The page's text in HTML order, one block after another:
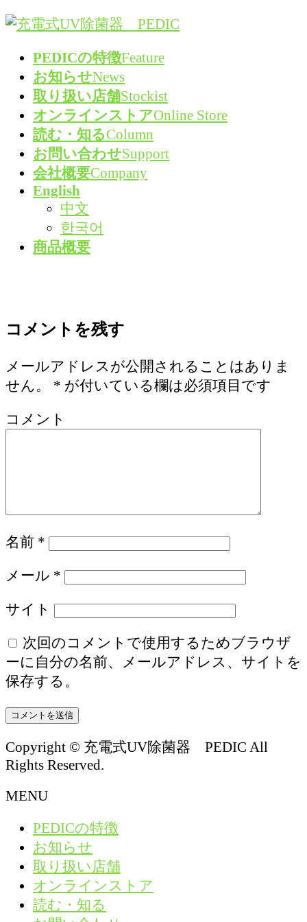
コ
ナ
PEDICの特徴Feature
お知らせNews
取り扱い店舗Stockist
オンラインストアOnline Store
読む・知るColumn
お問い合わせSupport
会社概要Company
English
中文
한국어
商品概要
コメントを残す
メールアドレスが公開されることはありま
せん。
* が付いている欄は必須項目です
コメント
名前 *
メール *
サイト
次回のコメントで使用するためブラウザ
ーに自分の名前、メールアドレス、サイトを
保存する。
Copyright © 充電式UV除菌器 PEDIC All
Rights Reserved.
MENU
PEDICの特徴
お知らせ
取り扱い店舗
オンラインストア
読む・知る